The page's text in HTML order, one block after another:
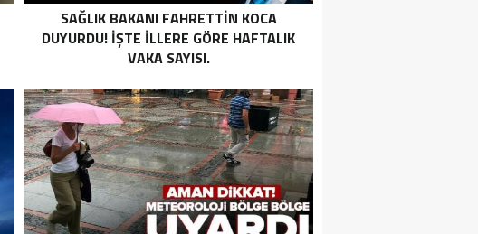
SAĞLIK BAKANI FAHRETTIN KOCA
DUYURDU! İŞTE ILLERE GÖRE HAFTALIK
VAKA SAYISI.